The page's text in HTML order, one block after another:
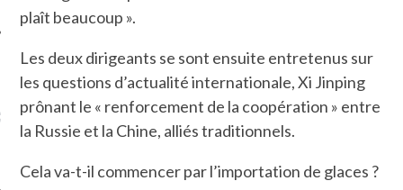
MES DERNIERS
SUR FACEBOOK
plaît beaucoup ».
Les deux dirigeants se sont ensuite entretenus sur
les questions d’actualité internationale, Xi Jinping
prônant le « renforcement de la coopération » entre
la Russie et la Chine, alliés traditionnels.
Cela va-t-il commencer par l’importation de glaces ?